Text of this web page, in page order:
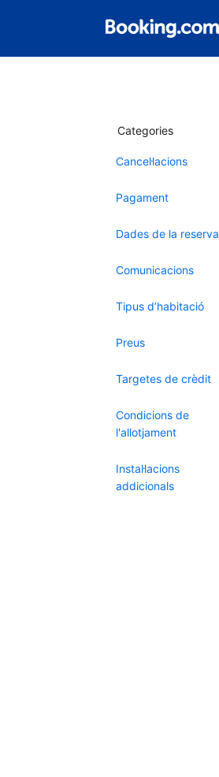
Categories
Cancel·lacions
Pagament
Dades de la reserva
Comunicacions
Tipus d’habitació
Preus
Targetes de crèdit
Condicions de
l'allotjament
Instal·lacions
addicionals